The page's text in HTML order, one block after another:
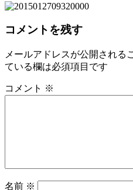
コメントを残す
メールアドレスが公開される
ている欄は必須項目です
コメント ※
名前 ※